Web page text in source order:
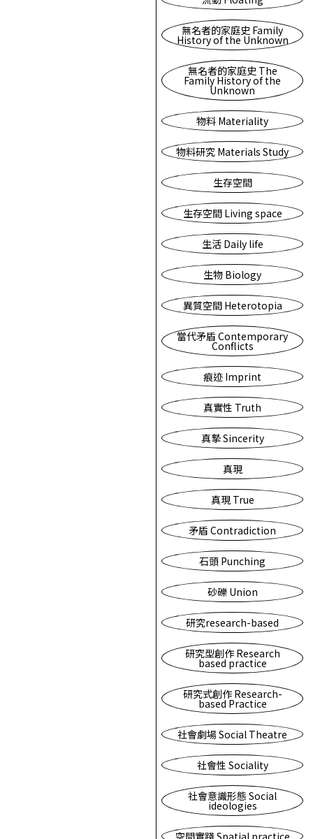
無名者的家庭史 Family
History of the Unknown
無名者的家庭史 The
Family History of the
Unknown
物料 Materiality
物料研究 Materials Study
生存空間
生存空間 Living space
生活 Daily life
生物 Biology
異質空間 Heterotopia
當代矛盾 Contemporary
Conflicts
痕迹 Imprint
真實性 Truth
真摯 Sincerity
真現
真現 True
矛盾 Contradiction
石頭 Punching
砂礫 Union
研究research-based
研究型創作 Research
based practice
研究式創作 Research-
based Practice
社會劇場 Social Theatre
社會性 Sociality
社會意識形態 Social
ideologies
空間實踐 Spatial practice